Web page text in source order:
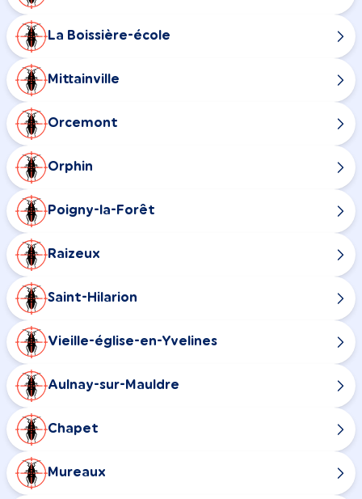
La Boissière-école
Mittainville
Orcemont
Orphin
Poigny-la-Forêt
Raizeux
Saint-Hilarion
Vieille-église-en-Yvelines
Aulnay-sur-Mauldre
Chapet
Mureaux